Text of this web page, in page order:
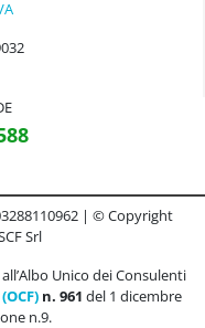
| © Copyright
Srl
Unico dei Consulenti
n. 961 del 1 dicembre
n.9.